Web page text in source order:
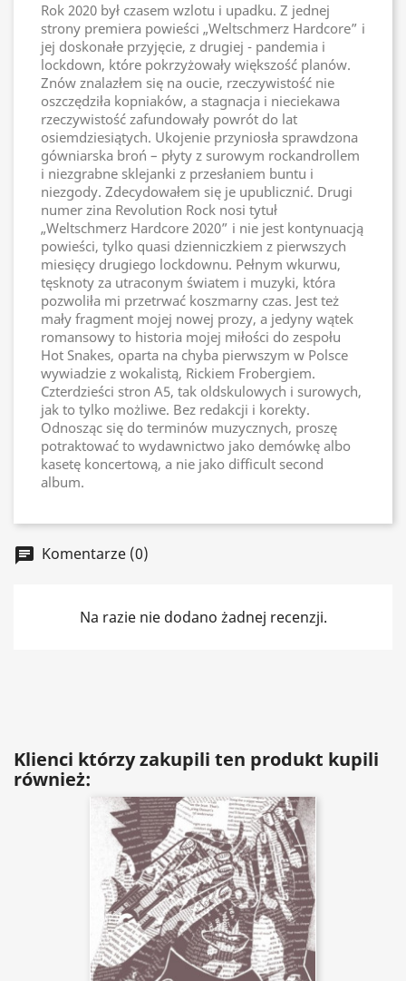
Rok 2020 był czasem wzlotu i upadku. Z jednej
strony premiera powieści „Weltschmerz Hardcore” i
jej doskonałe przyjęcie, z drugiej - pandemia i
lockdown, które pokrzyżowały większość planów.
Znów znalazłem się na oucie, rzeczywistość nie
oszczędziła kopniaków, a stagnacja i nieciekawa
rzeczywistość zafundowały powrót do lat
osiemdziesiątych. Ukojenie przyniosła sprawdzona
gówniarska broń – płyty z surowym rockandrollem
i niezgrabne sklejanki z przesłaniem buntu i
niezgody. Zdecydowałem się je upublicznić. Drugi
numer zina Revolution Rock nosi tytuł
„Weltschmerz Hardcore 2020” i nie jest kontynuacją
powieści, tylko quasi dzienniczkiem z pierwszych
miesięcy drugiego lockdownu. Pełnym wkurwu,
tęsknoty za utraconym światem i muzyki, która
pozwoliła mi przetrwać koszmarny czas. Jest też
mały fragment mojej nowej prozy, a jedyny wątek
romansowy to historia mojej miłości do zespołu
Hot Snakes, oparta na chyba pierwszym w Polsce
wywiadzie z wokalistą, Rickiem Frobergiem.
Czterdzieści stron A5, tak oldskulowych i surowych,
jak to tylko możliwe. Bez redakcji i korekty.
Odnosząc się do terminów muzycznych, proszę
potraktować to wydawnictwo jako demówkę albo
kasetę koncertową, a nie jako difficult second
album.
chat Komentarze (0)
Na razie nie dodano żadnej recenzji.
Klienci którzy zakupili ten produkt kupili
również: